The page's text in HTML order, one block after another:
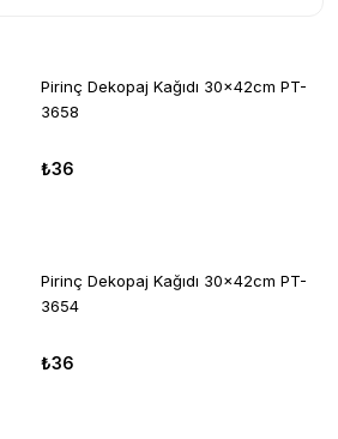
Pirinç Dekopaj Kağıdı 30x42cm PT-
3658
₺36
Pirinç Dekopaj Kağıdı 30x42cm PT-
3654
₺36